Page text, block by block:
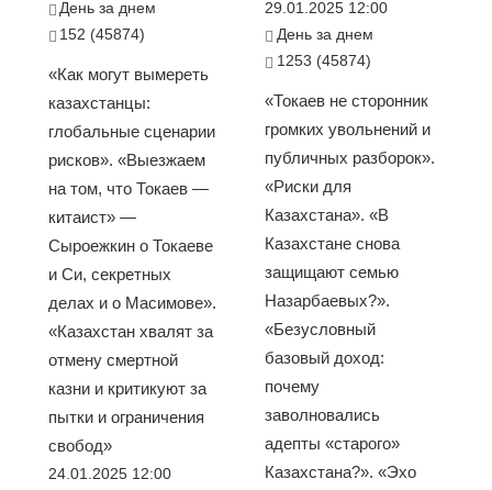
День за днем
152 (45874)
«Как могут вымереть
казахстанцы:
глобальные сценарии
рисков». «Выезжаем
на том, что Токаев —
китаист» —
Сыроежкин о Токаеве
и Си, секретных
делах и о Масимове».
«Казахстан хвалят за
отмену смертной
казни и критикуют за
пытки и ограничения
свобод»
24.01.2025 12:00
29.01.2025 12:00
День за днем
1253 (45874)
«Токаев не сторонник
громких увольнений и
публичных разборок».
«Риски для
Казахстана». «В
Казахстане снова
защищают семью
Назарбаевых?».
«Безусловный
базовый доход:
почему
заволновались
адепты «старого»
Казахстана?». «Эхо